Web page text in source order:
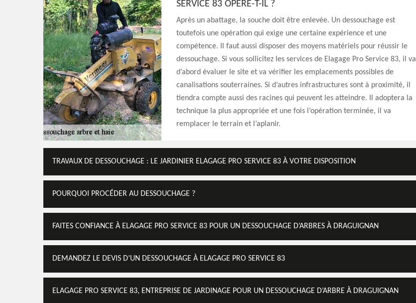
SERVICE 83 OPÈRE-T-IL ?
Après un abattage, la souche doit être enlevée. Un dessouchage est
toutefois une opération qui exige une certaine expérience et une
compétence. Il faut aussi disposer des moyens matériels pour réussir le
dessouchage. Si vous sollicitez les services de Elagage Pro Service 83, il va
d’abord évaluer le site et va vérifier les emplacements possibles de
canalisations souterraines. Si d’autres infrastructures sont à proximité, il
tiendra compte aussi des racines qui peuvent les atteindre. Il adoptera la
technique la plus appropriée et une fois l’opération terminée, il va
remplacer le terrain et l’aplanir.
TRAVAUX DE DESSOUCHAGE : LE JARDINIER ELAGAGE PRO SERVICE 83 À VOTRE DISPOSITION
POURQUOI PROCÉDER AU DESSOUCHAGE ?
FAITES CONFIANCE À ELAGAGE PRO SERVICE 83 POUR UN DESSOUCHAGE D’ARBRES À DRAGUIGNAN
DEMANDEZ LE DEVIS D’UN DESSOUCHAGE À ELAGAGE PRO SERVICE 83
ELAGAGE PRO SERVICE 83, ENTREPRISE DE JARDINAGE POUR UN DESSOUCHAGE D’ARBRE À DRAGUIGNAN